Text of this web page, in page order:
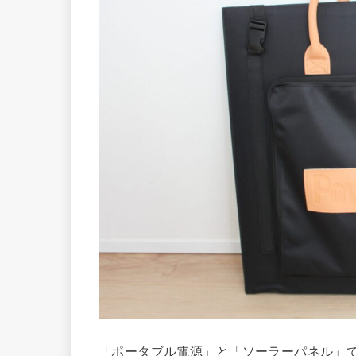
「ポータブル電源」と「ソーラーパネル」